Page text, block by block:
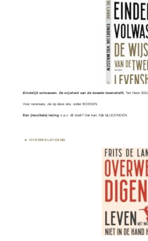
Eindelijk volwassen. De wijsheid van de tweede levenshelft, Ten Have 2021.
Voor recensies, zie op deze site, onderBOEKEN
Een (muzikale) lezing n.a.v. dit boek? Dat kan. Kijk bijLEZINGEN
OVERWELDIGEND